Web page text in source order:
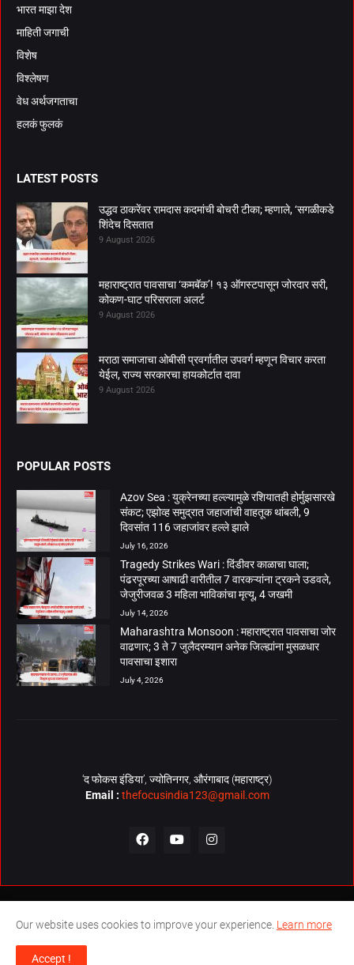
भारत माझा देश
माहिती जगाची
विशेष
विश्लेषण
वेध अर्थजगताचा
हलकं फुलकं
LATEST POSTS
उद्धव ठाकरेंवर रामदास कदमांची बोचरी टीका; म्हणाले, ‘सगळीकडे
शिंदेच दिसतात
9 August 2026
महाराष्ट्रात पावसाचा ‘कमबॅक’! १३ ऑगस्टपासून जोरदार सरी,
कोकण-घाट परिसराला अलर्ट
9 August 2026
मराठा समाजाचा ओबीसी प्रवर्गातील उपवर्ग म्हणून विचार करता
येईल, राज्य सरकारचा हायकोर्टात दावा
9 August 2026
POPULAR POSTS
Azov Sea : युक्रेनच्या हल्ल्यामुळे रशियातही होर्मुझसारखे
संकट; एझोव्ह समुद्रात जहाजांची वाहतूक थांबली, 9
दिवसांत 116 जहाजांवर हल्ले झाले
July 16, 2026
Tragedy Strikes Wari : दिंडीवर काळाचा घाला;
पंढरपूरच्या आषाढी वारीतील 7 वारकऱ्यांना ट्रकने उडवले,
जेजुरीजवळ 3 महिला भाविकांचा मृत्यू, 4 जखमी
July 14, 2026
Maharashtra Monsoon : महाराष्ट्रात पावसाचा जोर
वाढणार; 3 ते 7 जुलैदरम्यान अनेक जिल्ह्यांना मुसळधार
पावसाचा इशारा
July 4, 2026
‘द फोकस इंडिया’, ज्योतिनगर, औरंगाबाद (महाराष्ट्र)
Email : thefocusindia123@gmail.com
© Copyrights 2026. All Rights Reserved. Technical Support by
About Us Contact Us The Focus India Policy
Our website uses cookies to improve your experience. Learn more
Accept !